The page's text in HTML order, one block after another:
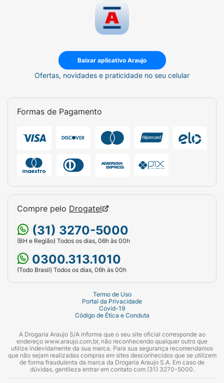
Baixar aplicativo Araujo
Ofertas, novidades e praticidade no seu celular
Formas de Pagamento
Compre pelo Drogatel
(31) 3270-5000
(BH e Região) Todos os dias, 06h às 00h
0300.313.1010
(Todo Brasil) Todos os dias, 06h às 00h
Termo de Uso
Portal da Privacidade
Covid-19
Código de Ética e Conduta
A Drogaria Araujo S/A informa que o seu site oficial corresponde ao
endereço www.araujo.com.br, não reconhecendo qualquer outro que
utilize indevidamente da sua marca. Para sua segurança recomendamos
que não sejam realizadas compras em sites desconhecidos que se utilizem
de forma fraudulenta da marca da Drogaria Araujo S.A. Em caso de
dúvidas, gentileza entrar em contato com (31) 3270-5000.